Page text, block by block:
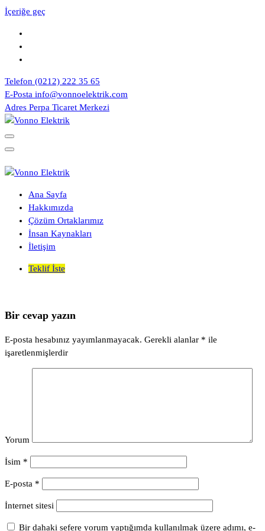
İçeriğe geç
Telefon (0212) 222 35 65
E-Posta info@vonnoelektrik.com
Adres Perpa Ticaret Merkezi
İhtiyacınızın Tam Karşılığı
Ana Sayfa
Hakkımızda
Çözüm Ortaklarımız
İnsan Kaynakları
İletişim
Teklif İste
Bir cevap yazın
E-posta hesabınız yayımlanmayacak. Gerekli alanlar * ile
işaretlenmişlerdir
Yorum
İsim *
E-posta *
İnternet sitesi
Bir dahaki sefere yorum yaptığımda kullanılmak üzere adımı, e-